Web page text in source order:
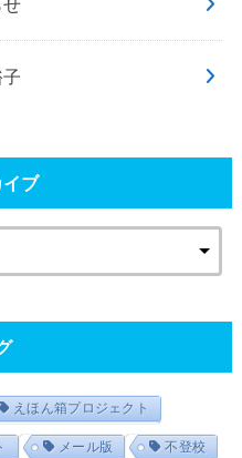
せ
ブ
えほん箱プロジェクト
メール版 不登校